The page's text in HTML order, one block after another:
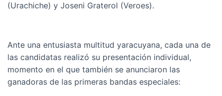
(Urachiche) y Joseni Graterol (Veroes).
Ante una entusiasta multitud yaracuyana, cada una de
las candidatas realizó su presentación individual,
momento en el que también se anunciaron las
ganadoras de las primeras bandas especiales: